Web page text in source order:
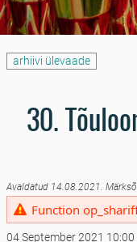
arhiivi ülevaade
30.
Avaldatud 14.08.2021.
Function
04 September 2021 10:00